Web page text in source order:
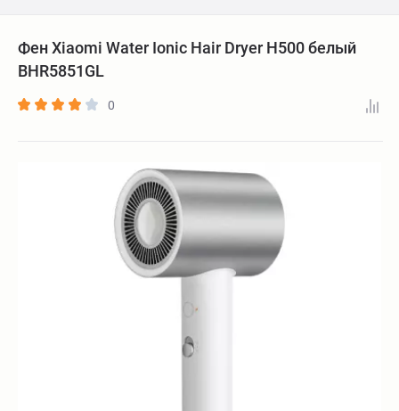
Фен Xiaomi Water Ionic Hair Dryer H500 белый
BHR5851GL
0